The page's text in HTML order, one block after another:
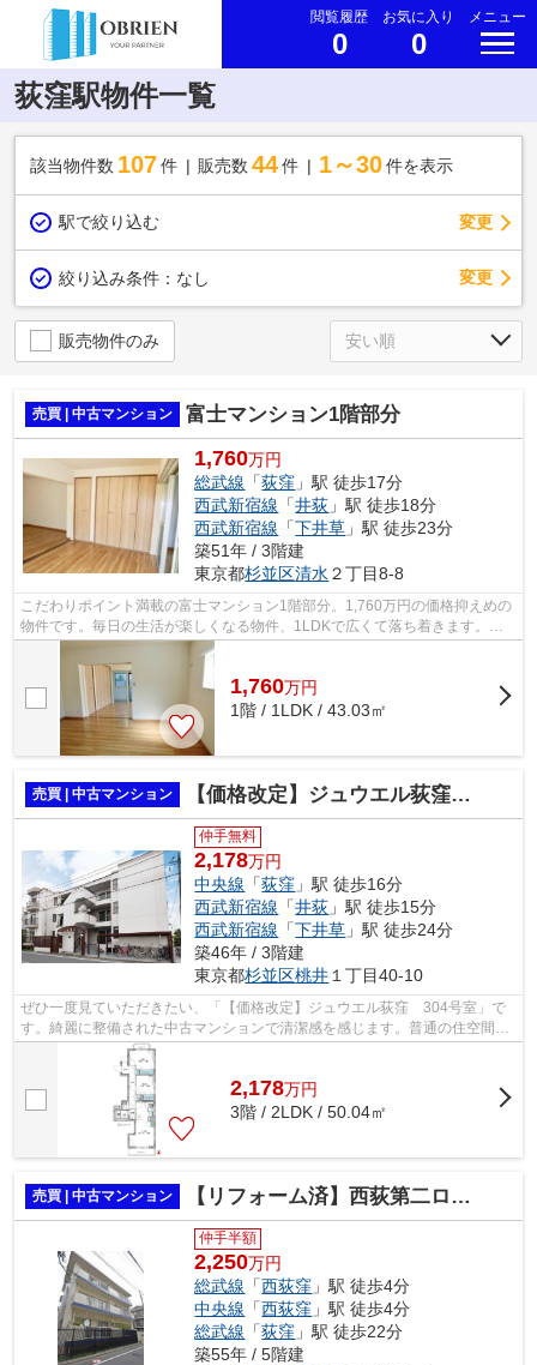
閲覧履歴
0
お気に入り
0
メニュー
荻窪駅物件一覧
該当物件数 107件 販売数 44 件 1～30 件を表示
駅で絞り込む 変更
絞り込み条件： なし 変更
販売物件のみ
売買 | 中古マンション 富士マンション1階部分
1,760万円
総武線 「荻窪 」駅 徒歩17分
西武新宿線 「井荻 」駅 徒歩18分
西武新宿線 「下井草 」駅 徒歩23分
築51年 / 3階建
東京都杉並区清水２丁目8-8
こだわりポイント満載の富士マンション1階部分。1,760万円の価格抑えめの
物件です。毎日の生活が楽しくなる物件、1LDKで広くて落ち着きます。バ
ルコニーの広さは1平米です。株式会社オ...
1,760万円
1階 / 1LDK / 43.03㎡
売買 | 中古マンション 【価格改定】ジュウエル荻窪 304号室
仲手無料
2,178万円
中央線 「荻窪 」駅 徒歩16分
西武新宿線 「井荻 」駅 徒歩15分
西武新宿線 「下井草 」駅 徒歩24分
築46年 / 3階建
東京都杉並区桃井 １丁目40-10
ぜひ一度見ていただきたい、「【価格改定】ジュウエル荻窪 304号室」で
す。綺麗に整備された中古マンションで清潔感を感じます。普通の住空間と
は違う、個性的で魅力的なデザイナーズ...
2,178万円
3階 / 2LDK / 50.04㎡
売買 | 中古マンション 【リフォーム済】西荻第二ローヤルコーポ
仲手半額
2,250万円
総武線 「西荻窪 」駅 徒歩4分
中央線 「西荻窪 」駅 徒歩4分
総武線 「荻窪 」駅 徒歩22分
築55年 / 5階建